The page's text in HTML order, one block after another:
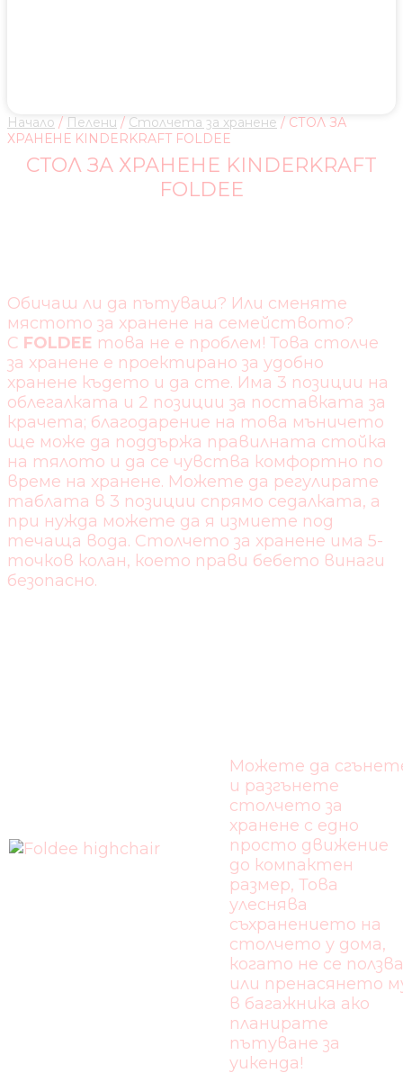
Начало / Пелени / Столчета за хранене / СТОЛ ЗА
ХРАНЕНЕ KINDERKRAFT FOLDEE
СТОЛ ЗА ХРАНЕНЕ KINDERKRAFT
FOLDEE
Обичаш ли да пътуваш? Или сменяте
мястото за хранене на семейството?
С FOLDEE това не е проблем! Това столче
за хранене е проектирано за удобно
хранене където и да сте. Има 3 позиции на
облегалката и 2 позиции за поставката за
крачета; благодарение на това мъничето
ще може да поддържа правилната стойка
на тялото и да се чувства комфортно по
време на хранене. Можете да регулирате
таблата в 3 позиции спрямо седалката, а
при нужда можете да я измиете под
течаща вода. Столчето за хранене има 5-
точков колан, което прави бебето винаги
безопасно.
Можете да
и разгънете
столчето за
хранене с едно
просто движение
до компактен
размер, Това
улеснява
съхранението на
столчето у дома,
когато не се ползва
или пренасянето
в багажника ако
планирате
пътуване за
уикенда!